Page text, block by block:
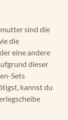
sind die
die
eine andere
dieser
Sets
kannst du